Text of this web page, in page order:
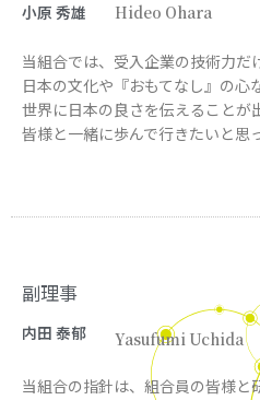
小原 秀雄 Hideo Ohara
当組合では、受入企業の技術力だ
日本の文化や『おもてなし』の心
世界に日本の良さを伝えることが
皆様と一緒に歩んで行きたいと思
副理事
内田 泰郁 Yasufumi Uchida
当組合の指針は、組合員の皆様